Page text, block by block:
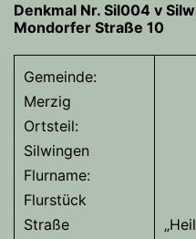
Denkmal Nr. Sil004 v
Mondorfer Straße 10
Gemeinde:
Merzig
Ortsteil:
Silwingen
Flurname:
Flurstück
Straße